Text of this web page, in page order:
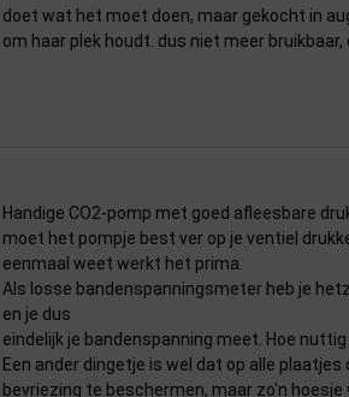
doet wat het moet doen, maar gekocht in
om haar plek houdt. dus niet meer
Handige CO2-pomp met goed afleesbare
moet het pompje best ver op je ventiel
eenmaal weet werkt het prima.
Als losse bandenspanningsmeter heb je
en je dus
eindelijk je bandenspanning meet. Hoe
Een ander dingetje is wel dat op alle
bevriezing te beschermen, maar zo'n